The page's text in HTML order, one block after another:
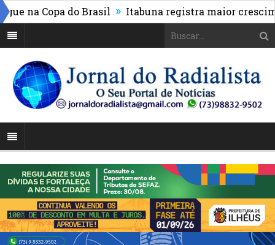
Copa do Brasil » Itabuna registra maior